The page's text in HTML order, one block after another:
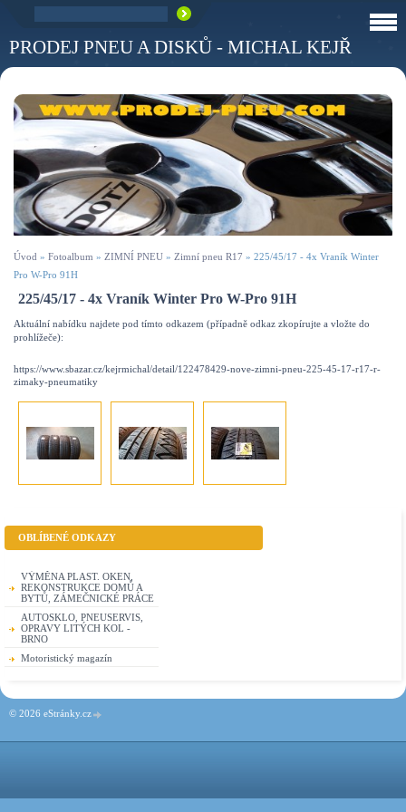
PRODEJ PNEU A DISKŮ - MICHAL KEJŘ
Úvod » Fotoalbum » ZIMNÍ PNEU » Zimní pneu R17 » 225/45/17 - 4x Vraník Winter
Pro W-Pro 91H
225/45/17 - 4x Vraník Winter Pro W-Pro 91H
Aktuální nabídku najdete pod tímto odkazem (případně odkaz zkopírujte a vložte do
prohlížeče):
https://www.sbazar.cz/kejrmichal/detail/122478429-nove-zimni-pneu-225-45-17-r17-r-
zimaky-pneumatiky
OBLÍBENÉ ODKAZY
VÝMĚNA PLAST. OKEN,
REKONSTRUKCE DOMŮ A
BYTŮ, ZÁMEČNICKÉ PRÁCE
AUTOSKLO, PNEUSERVIS,
OPRAVY LITÝCH KOL -
BRNO
Motoristický magazín
© 2026 eStránky.cz